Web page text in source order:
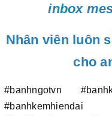
inbox
Nhân viên luôn
cho
#banhngotvn